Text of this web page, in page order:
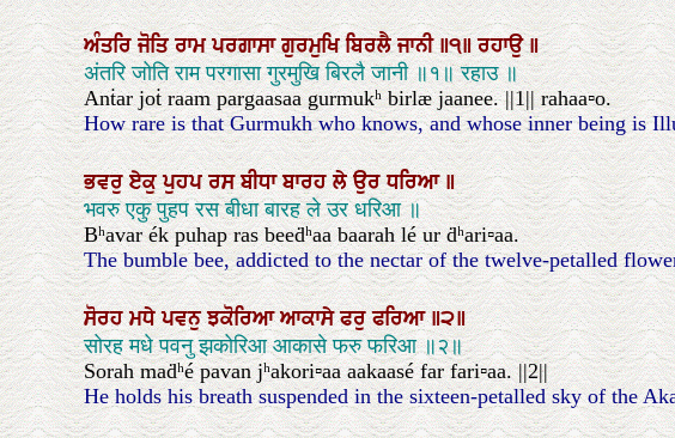
ਅੰਤਰਿਜੋਤਿਰਾਮਪਰਗਾਸਾਗੁਰਮੁਖਿਬਿਰਲੈਜਾਨੀ॥੧॥ਰਹਾਉ॥
अंतरि जोति राम परगासा गुरमुखि बिरलै जानी ॥१॥ रहाउ ॥
Anṫar joṫ raam pargaasaa gurmukʰ birlæ jaanee. ||1|| rahaa▫o.
How rare is that Gurmukh who knows, and whose inner being is
ਭਵਰੁਏਕੁਪੁਹਪਰਸਬੀਧਾਬਾਰਹਲੇਉਰਧਰਿਆ॥
भवरु एकु पुहप रस बीधा बारह ले उर धरिआ ॥
Bʰavar ék puhap ras beeḋʰaa baarah lé ur ḋʰari▫aa.
The bumble bee, addicted to the nectar of the twelve-petalled
ਸੋਰਹਮਧੇਪਵਨੁਝਕੋਰਿਆਆਕਾਸੇਫਰੁਫਰਿਆ॥੨॥
सोरह मधे पवनु झकोरिआ आकासे फरु फरिआ ॥२॥
Sorah maḋʰé pavan jʰakori▫aa aakaasé far fari▫aa. ||2||
He holds his breath suspended in the sixteen-petalled sky of the